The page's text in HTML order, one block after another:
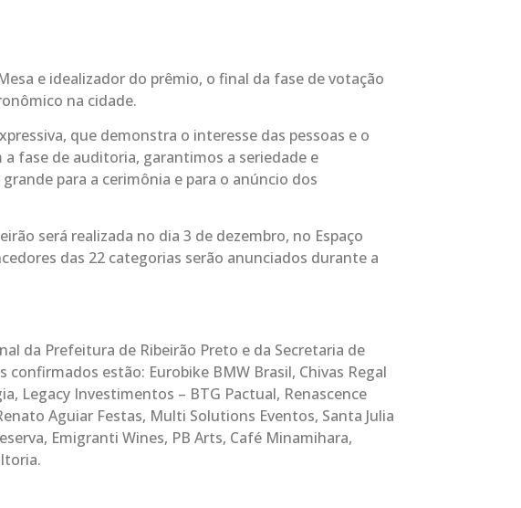
e idealizador do prêmio, o final da fase de votação
na cidade.
que demonstra o interesse das pessoas e o
fase de auditoria, garantimos a seriedade e
para a cerimônia e para o anúncio dos
será realizada no dia 3 de dezembro, no Espaço
das 22 categorias serão anunciados durante a
da Prefeitura de Ribeirão Preto e da Secretaria de
estão: Eurobike BMW Brasil, Chivas Regal
Legacy Investimentos – BTG Pactual, Renascence
Aguiar Festas, Multi Solutions Eventos, Santa Julia
Emigranti Wines, PB Arts, Café Minamihara,